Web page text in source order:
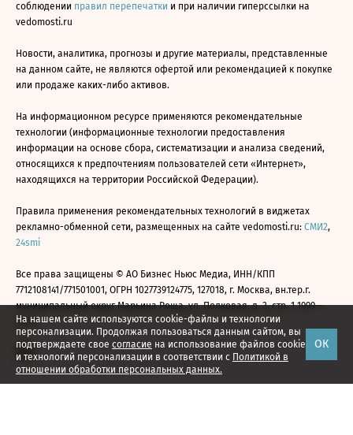
На нашем сайте используются cookie-файлы и технологии
персонализации. Продолжая пользоваться данным сайтом, вы
подтверждаете свое согласие на использование файлов cookie
и технологий персонализации в соответствии с Политикой в
отношении обработки персональных данных.
ОК
соблюдении правил перепечатки и при наличии гиперссылки на
vedomosti.ru
Новости, аналитика, прогнозы и другие материалы, представленные
на данном сайте, не являются офертой или рекомендацией к покупке
или продаже каких-либо активов.
На информационном ресурсе применяются рекомендательные
технологии (информационные технологии предоставления
информации на основе сбора, систематизации и анализа сведений,
относящихся к предпочтениям пользователей сети «Интернет»,
находящихся на территории Российской Федерации).
Правила применения рекомендательных технологий в виджетах
рекламно-обменной сети, размещенных на сайте vedomosti.ru: СМИ2,
24smi
Все права защищены © АО Бизнес Ньюс Медиа, ИНН/КПП
7712108141/771501001, ОГРН 1027739124775, 127018, г. Москва, вн.тер.г.
муниципальный округ Марьина Роща, ул. Полковая, д. 3, стр. 1 1999—
2026